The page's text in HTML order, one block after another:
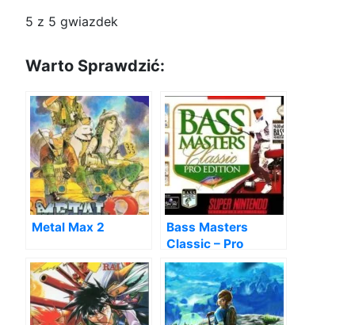
5 z 5 gwiazdek
Warto Sprawdzić:
Metal Max 2
Bass Masters
Classic – Pro
Edition